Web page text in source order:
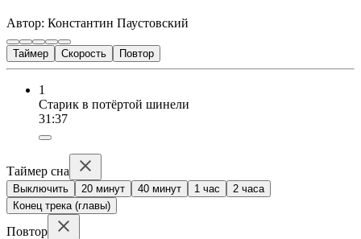
Автор: Константин Паустовский
Таймер Скорость Повтор
1
Старик в потёртой шинели
31:37
Таймер сна
Выключить 20 минут 40 минут 1 час
2 часа
Конец трека (главы)
Повтор